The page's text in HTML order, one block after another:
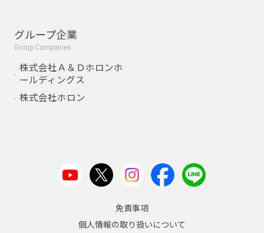
グループ企業
Group Companies
株式会社Ａ＆Ｄホロンホ
ールディングス
株式会社ホロン
免責事項
個人情報の取り扱いについて